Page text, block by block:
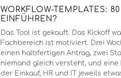
WORKFLOW-TEMPLATES:
EINFÜHREN?
Das Tool ist gekauft. Das Kickoff
Fachbereich ist motiviert. Drei
einen halbfertigen Antrag, zwei
niemand gleich versteht, und eine
der Einkauf, HR und IT jeweils